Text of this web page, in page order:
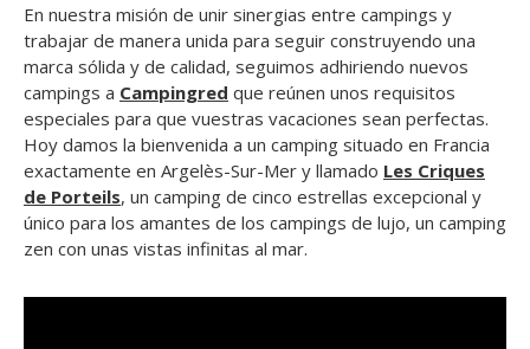
En nuestra misión de unir sinergias entre campings y
trabajar de manera unida para seguir construyendo una
marca sólida y de calidad, seguimos adhiriendo nuevos
campings a Campingred que reúnen unos requisitos
especiales para que vuestras vacaciones sean perfectas.
Hoy damos la bienvenida a un camping situado en Francia
exactamente en Argelès-Sur-Mer y llamado Les Criques
de Porteils, un camping de cinco estrellas excepcional y
único para los amantes de los campings de lujo, un camping
zen con unas vistas infinitas al mar.